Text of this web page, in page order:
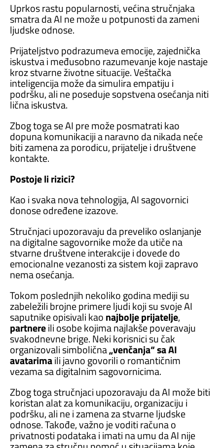
Uprkos rastu popularnosti, većina stručnjaka
smatra da AI ne može u potpunosti da zameni
ljudske odnose.
Prijateljstvo podrazumeva emocije, zajednička
iskustva i međusobno razumevanje koje nastaje
kroz stvarne životne situacije. Veštačka
inteligencija može da simulira empatiju i
podršku, ali ne poseduje sopstvena osećanja niti
lična iskustva.
Zbog toga se AI pre može posmatrati kao
dopuna komunikaciji a naravno da nikada neće
bitizamena za porodicu, prijatelje i društvene
kontakte.
Postoje li rizici?
Kao i svaka nova tehnologija, AI sagovornici
donose određene izazove.
Stručnjaci upozoravaju da preveliko oslanjanje
na digitalne sagovornike može da utiče na
stvarne društvene interakcije i dovede do
emocionalne vezanosti za sistem koji zapravo
nema osećanja.
Tokom poslednjih nekoliko godina mediji su
zabeležili brojne primere ljudi koji su svoje AI
saputnike opisivali kaonajbolje prijatelje,
partnereili osobe kojima najlakše poveravaju
svakodnevne brige. Neki korisnici su čak
organizovali simbolična„venčanja“ sa AI
avatarimaili javno govorili o romantičnim
vezama sa digitalnim sagovornicima.
Zbog toga stručnjaci upozoravaju da AI može biti
koristan alat za komunikaciju, organizaciju i
podršku, ali ne i zamena za stvarne ljudske
odnose. Takođe, važno je voditi računa o
privatnosti podataka i imati na umu da AI nije